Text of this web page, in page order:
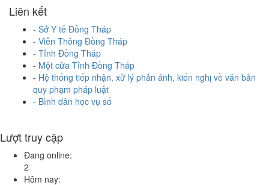
Liên kết
- Sở Y tế Đồng Tháp
- Viễn Thông Đồng Tháp
- Tỉnh Đồng Tháp
- Một cửa Tỉnh Đồng Tháp
- Hệ thống tiếp nhận, xử lý phản ánh, kiến nghị về văn bản
quy phạm pháp luật
- Bình dân học vụ số
Lượt truy cập
Đang online:
2
Hôm nay: